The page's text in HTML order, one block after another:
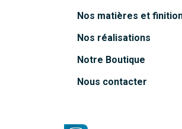
Nos matières et
Nos réalisations
Notre Boutique
Nous contacter